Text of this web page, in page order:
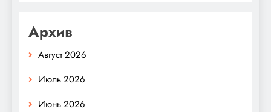
Архив
Август 2026
Июль 2026
Июнь 2026